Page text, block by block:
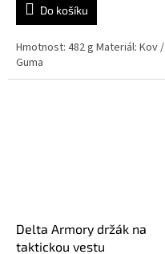
Do košíku
Hmotnost: 482 g Materiál: Kov /
Guma
Delta Armory držák na
taktickou vestu